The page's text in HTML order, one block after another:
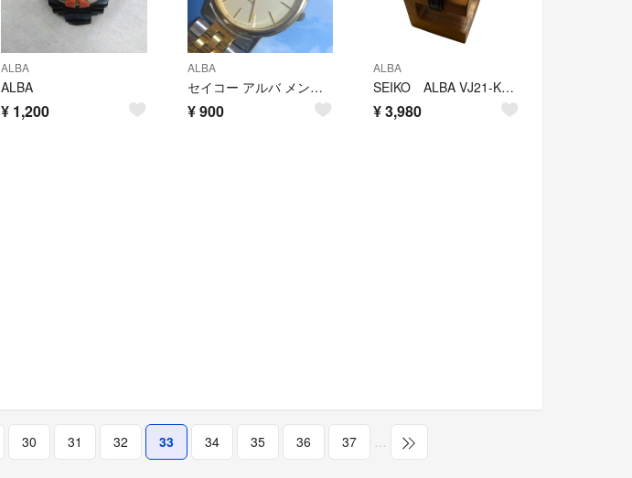
ALBA
ALBA
¥ 1,200
ALBA
セイコー アルバ メンズクォーツ 電池交換済稼働品
¥900
ALBA
SEIKO ALBA VJ21-KD60 レディース腕時計【電池交換済み】
¥3,980
30 31 32 33 34 35 36 37